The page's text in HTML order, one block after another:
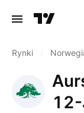
Rynki